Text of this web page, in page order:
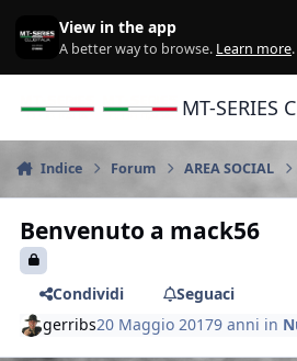
View in the app
A better way to browse. Learn more.
MT-SERIES
Indice Forum AREA SOCIAL
Benvenuto a mack56
Condividi
Seguaci
gerribs20 Maggio 20179 anni in